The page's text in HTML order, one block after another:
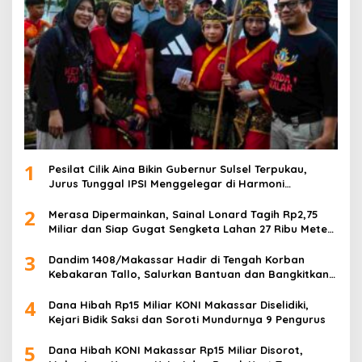
1
Pesilat Cilik Aina Bikin Gubernur Sulsel Terpukau,
Jurus Tunggal IPSI Menggelegar di Harmoni
2
Merasa Dipermainkan, Sainal Lonard Tagih Rp2,75
Miliar dan Siap Gugat Sengketa Lahan 27 Ribu Meter
3
Dandim 1408/Makassar Hadir di Tengah Korban
Kebakaran Tallo, Salurkan Bantuan dan Bangkitkan
4
Dana Hibah Rp15 Miliar KONI Makassar Diselidiki,
Kejari Bidik Saksi dan Soroti Mundurnya 9 Pengurus
5
Dana Hibah KONI Makassar Rp15 Miliar Disorot,